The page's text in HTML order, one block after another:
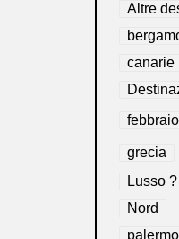
Altre
canarie
febbraio
grecia
Lusso ?
Nord
palermo